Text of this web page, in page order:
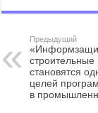
Предыдущий
становятся
целей
в